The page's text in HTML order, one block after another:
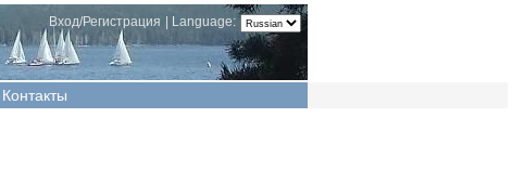
Language:
Вход/Регистрация
Контакты